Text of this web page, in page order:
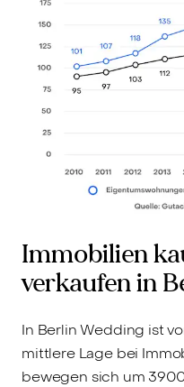
Immobilien
verkaufen in
In Berlin Wedding ist
mittlere Lage bei
bewegen sich um